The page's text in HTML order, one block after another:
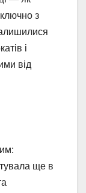
з
і
від
ще в